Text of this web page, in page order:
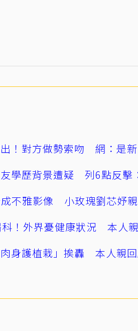
！對方做勢索吻 網：是新
學歷背景遭疑 列6點反擊
不雅影像 小玫瑰劉芯妤
！外界憂健康狀況 本人
身護植栽」挨轟 本人親